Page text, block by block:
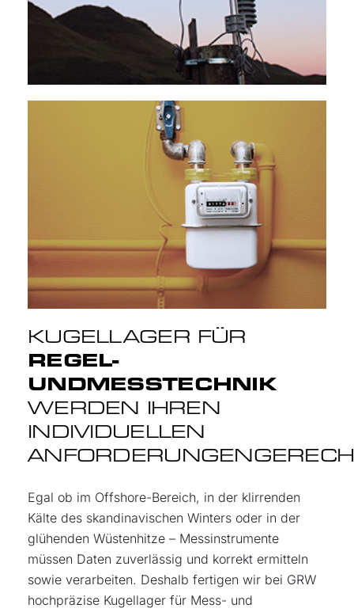
KUGELLAGER FÜR
REGEL-
UNDMESSTECHNIK
WERDEN IHREN
INDIVIDUELLEN
ANFORDERUNGEN
Egal ob im Offshore-Bereich, in der klirrenden
Kälte des skandinavischen Winters oder in der
glühenden Wüstenhitze – Messinstrumente
müssen Daten zuverlässig und korrekt ermitteln
sowie verarbeiten. Deshalb fertigen wir bei GRW
hochpräzise Kugellager für Mess- und